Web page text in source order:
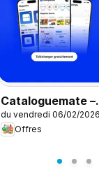
Cataloguemate –
Offres dans
l’application
du vendredi 06/02/2026
Offres